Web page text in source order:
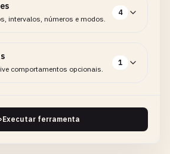
intervalos, números e modos.
4
comportamentos opcionais.
1
Executar ferramenta